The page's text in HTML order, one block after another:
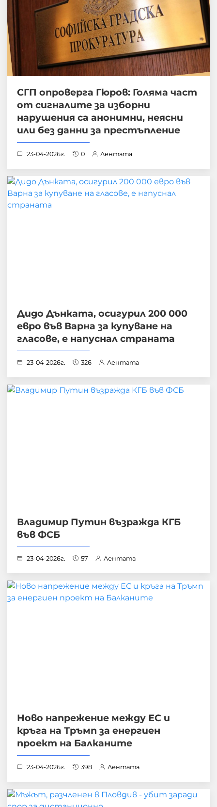
СГП опроверга Гюров: Голяма част
от сигналите за изборни
нарушения са анонимни, неясни
или без данни за престъпление
23-04-2026г. 0 Лентата
Дидо Дънката, осигурил 200 000
евро във Варна за купуване на
гласове, е напуснал страната
23-04-2026г. 326 Лентата
Владимир Путин възражда КГБ
във ФСБ
23-04-2026г. 57 Лентата
Ново напрежение между ЕС и
кръга на Тръмп за енергиен
проект на Балканите
23-04-2026г. 398 Лентата